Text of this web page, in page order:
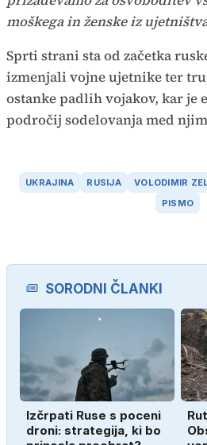
moškega in ženske iz
Sprti strani sta od začetka
izmenjali vojne ujetnike ter
ostanke padlih vojakov, kar je
področij sodelovanja med
UKRAJINA RUSIJA VOLODIMIR
PISMO
SORODNI ČLANKI
Izčrpati Ruse s poceni
droni: strategija, ki bo